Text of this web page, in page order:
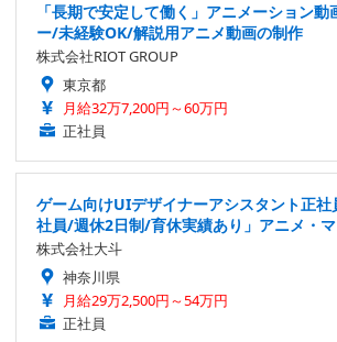
「長期で安定して働く」アニメーション動
ー/未経験OK/解説用アニメ動画の制作
株式会社RIOT GROUP
東京都
月給32万7,200円～60万円
正社員
ゲーム向けUIデザイナーアシスタント正
社員/週休2日制/育休実績あり」アニメ・
株式会社大斗
神奈川県
月給29万2,500円～54万円
正社員